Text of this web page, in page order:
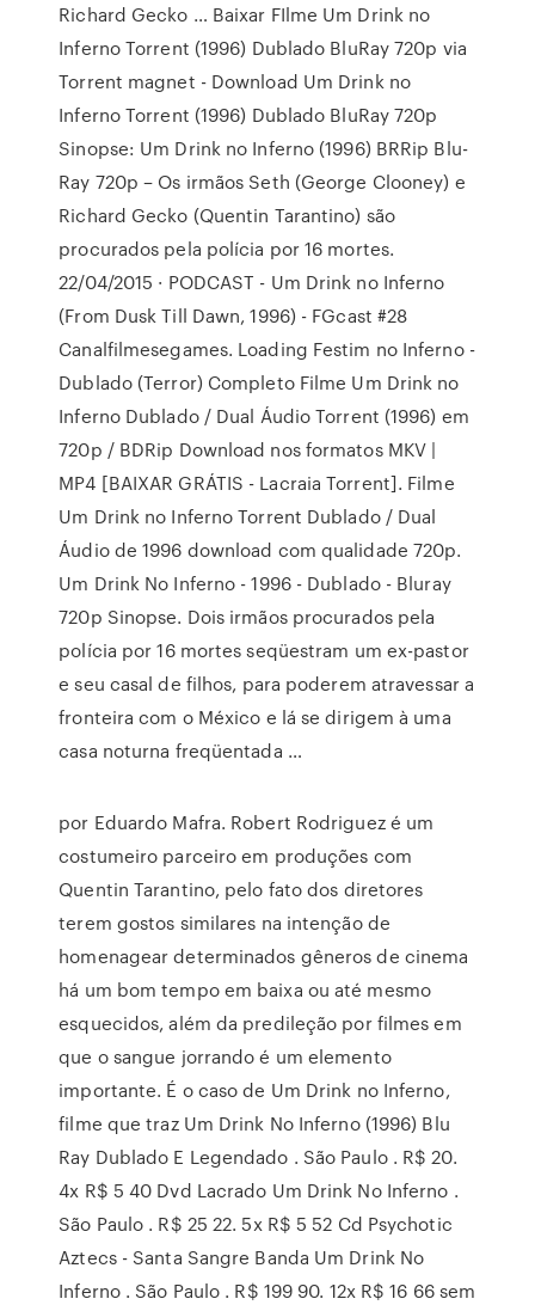
Richard Gecko … Baixar FIlme Um Drink no
Inferno Torrent (1996) Dublado BluRay 720p via
Torrent magnet - Download Um Drink no
Inferno Torrent (1996) Dublado BluRay 720p
Sinopse: Um Drink no Inferno (1996) BRRip Blu-
Ray 720p – Os irmãos Seth (George Clooney) e
Richard Gecko (Quentin Tarantino) são
procurados pela polícia por 16 mortes.
22/04/2015 · PODCAST - Um Drink no Inferno
(From Dusk Till Dawn, 1996) - FGcast #28
Canalfilmesegames. Loading Festim no Inferno -
Dublado (Terror) Completo Filme Um Drink no
Inferno Dublado / Dual Áudio Torrent (1996) em
720p / BDRip Download nos formatos MKV |
MP4 [BAIXAR GRÁTIS - Lacraia Torrent]. Filme
Um Drink no Inferno Torrent Dublado / Dual
Áudio de 1996 download com qualidade 720p.
Um Drink No Inferno - 1996 - Dublado - Bluray
720p Sinopse. Dois irmãos procurados pela
polícia por 16 mortes seqüestram um ex-pastor
e seu casal de filhos, para poderem atravessar a
fronteira com o México e lá se dirigem à uma
casa noturna freqüentada …
por Eduardo Mafra. Robert Rodriguez é um
costumeiro parceiro em produções com
Quentin Tarantino, pelo fato dos diretores
terem gostos similares na intenção de
homenagear determinados gêneros de cinema
há um bom tempo em baixa ou até mesmo
esquecidos, além da predileção por filmes em
que o sangue jorrando é um elemento
importante. É o caso de Um Drink no Inferno,
filme que traz Um Drink No Inferno (1996) Blu
Ray Dublado E Legendado . São Paulo . R$ 20.
4x R$ 5 40 Dvd Lacrado Um Drink No Inferno .
São Paulo . R$ 25 22. 5x R$ 5 52 Cd Psychotic
Aztecs - Santa Sangre Banda Um Drink No
Inferno . São Paulo . R$ 199 90. 12x R$ 16 66 sem